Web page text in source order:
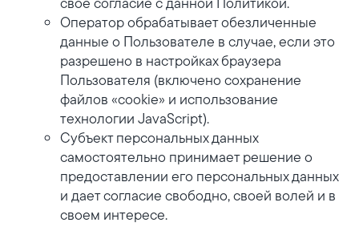
Оператор обрабатывает обезличенные
данные о Пользователе в случае, если это
разрешено в настройках браузера
Пользователя (включено сохранение
файлов «cookie» и использование
технологии JavaScript).
Субъект персональных данных
самостоятельно принимает решение о
предоставлении его персональных данных
и дает согласие свободно, своей волей и в
своем интересе.